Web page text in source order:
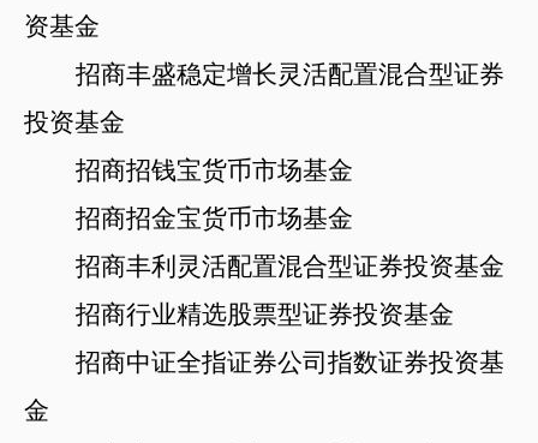
资基金
招商丰盛稳定增长灵活配置混合型证券
投资基金
招商招钱宝货币市场基金
招商招金宝货币市场基金
招商丰利灵活配置混合型证券投资基金
招商行业精选股票型证券投资基金
招商中证全指证券公司指数证券投资基
金